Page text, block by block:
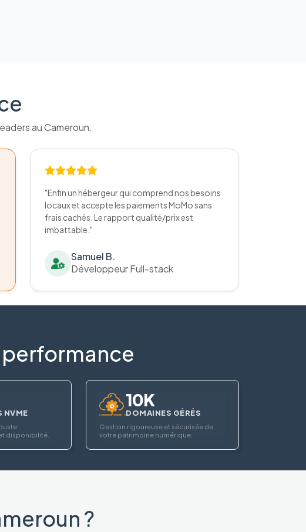
au Cameroun.
"Enfin un hébergeur qui comprend nos besoins
locaux et accepte les paiements MoMo sans
frais cachés. Le rapport qualité/prix est
imbattable."
Samuel B.
Développeur Full-stack
NVME
disponibilité.
10K
DOMAINES GÉRÉS
Gestion rigoureuse et sécurisée de
votre patrimoine numérique.
?